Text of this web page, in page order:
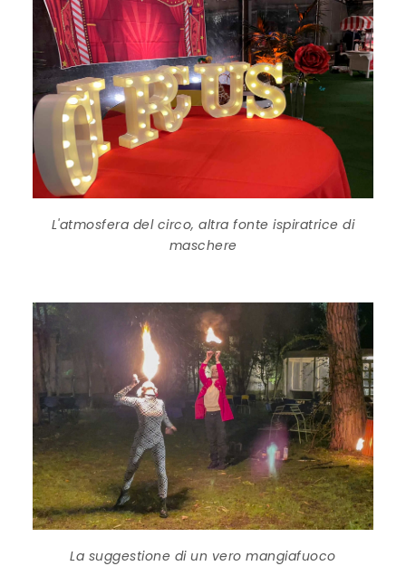
L'atmosfera del circo, altra fonte ispiratrice di
maschere
La suggestione di un vero mangiafuoco